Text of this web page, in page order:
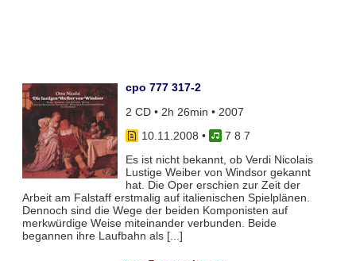
cpo 777 317-2
2 CD • 2h 26min • 2007
10.11.2008 •
7 8 7
Es ist nicht bekannt, ob Verdi Nicolais
Lustige Weiber von Windsor gekannt
hat. Die Oper erschien zur Zeit der
Arbeit am Falstaff erstmalig auf italienischen Spielplänen.
Dennoch sind die Wege der beiden Komponisten auf
merkwürdige Weise miteinander verbunden. Beide
begannen ihre Laufbahn als [...]